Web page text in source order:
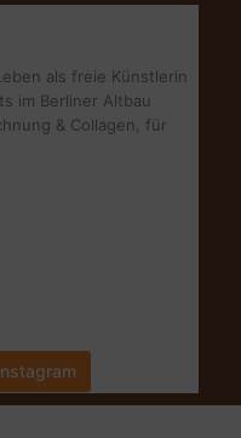
als freie Künstlerin
im Berliner Altbau
& Collagen, für